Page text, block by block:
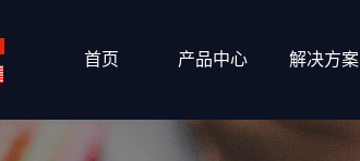
首页 产品中心 解决方案